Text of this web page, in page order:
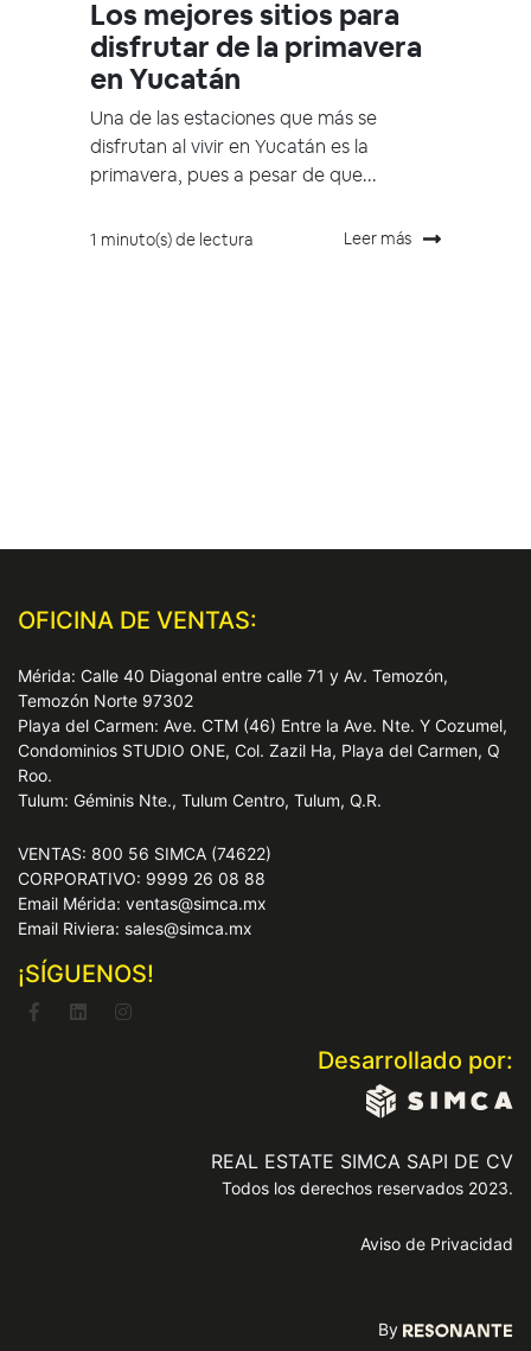
Los mejores sitios para
disfrutar de la primavera
en Yucatán
Una de las estaciones que más se
disfrutan al vivir en Yucatán es la
primavera, pues a pesar de que...
1 minuto(s) de lectura Leer más
OFICINA DE VENTAS:
Mérida: Calle 40 Diagonal entre calle 71 y Av. Temozón,
Temozón Norte 97302
Playa del Carmen: Ave. CTM (46) Entre la Ave. Nte. Y Cozumel,
Condominios STUDIO ONE, Col. Zazil Ha, Playa del Carmen, Q
Roo.
Tulum: Géminis Nte., Tulum Centro, Tulum, Q.R.
VENTAS: 800 56 SIMCA (74622)
CORPORATIVO: 9999 26 08 88
Email Mérida: ventas@simca.mx
Email Riviera: sales@simca.mx
¡SÍGUENOS!
Desarrollado por:
REAL ESTATE SIMCA SAPI DE CV
Todos los derechos reservados 2023.
Aviso de Privacidad
By